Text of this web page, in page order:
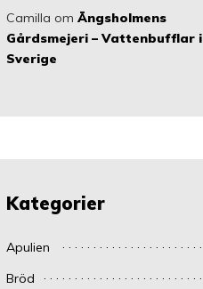
Camilla om Ängsholmens
Gårdsmejeri – Vattenbufflar i
Sverige
Kategorier
Apulien
Bröd